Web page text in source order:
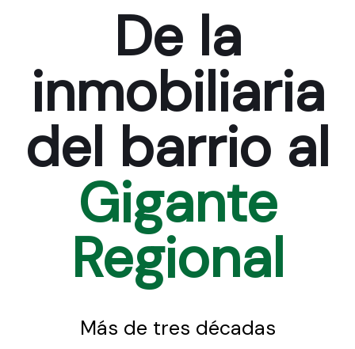
De la
inmobiliaria
del barrio al
Gigante
Regional
Más de tres décadas